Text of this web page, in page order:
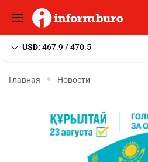
USD: 467.9 / 470.5
Главная Новости